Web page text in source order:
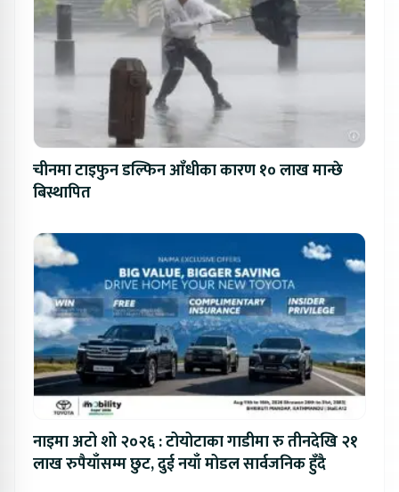
चीनमा टाइफुन डल्फिन आँधीका कारण १० लाख मान्छे
बिस्थापित
नाइमा अटो शो २०२६ : टोयोटाका गाडीमा रु तीनदेखि २१
लाख रुपैयाँसम्म छुट, दुई नयाँ मोडल सार्वजनिक हुँदै